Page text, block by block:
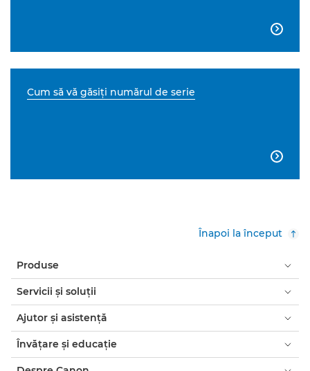

Cum să vă găsiţi numărul de serie

Înapoi la început
Produse
Servicii şi soluţii
Ajutor şi asistenţă
Învăţare şi educaţie